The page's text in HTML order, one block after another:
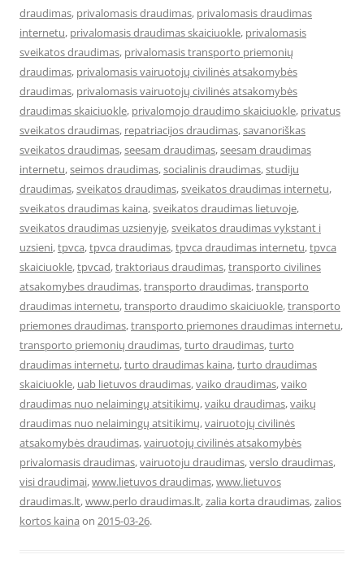
draudimas, privalomasis draudimas, privalomasis draudimas
internetu, privalomasis draudimas skaiciuokle, privalomasis
sveikatos draudimas, privalomasis transporto priemonių
draudimas, privalomasis vairuotojų civilinės atsakomybės
draudimas, privalomasis vairuotojų civilinės atsakomybės
draudimas skaiciuokle, privalomojo draudimo skaiciuokle, privatus
sveikatos draudimas, repatriacijos draudimas,savanoriškas
sveikatos draudimas,seesam draudimas,seesam draudimas
internetu,seimos draudimas,socialinis draudimas,studiju
draudimas,sveikatos draudimas,sveikatos draudimas internetu,
sveikatos draudimas kaina,sveikatos draudimas lietuvoje,
sveikatos draudimas uzsienyje,sveikatos draudimas vykstant i
uzsieni,tpvca,tpvca draudimas,tpvca draudimas internetu,tpvca
skaiciuokle,tpvcad,traktoriaus draudimas,transporto civilines
atsakomybes draudimas,transporto draudimas,transporto
draudimas internetu,transporto draudimo skaiciuokle,transporto
priemones draudimas,transporto priemones draudimas internetu,
transporto priemonių draudimas,turto draudimas,turto
draudimas internetu,turto draudimas kaina,turto draudimas
skaiciuokle, uab lietuvos draudimas,vaiko draudimas,vaiko
draudimas nuo nelaimingų atsitikimų,vaiku draudimas,vaikų
draudimas nuo nelaimingų atsitikimų,vairuotojų civilinės
atsakomybės draudimas,vairuotojų civilinės atsakomybės
privalomasis draudimas,vairuotoju draudimas,verslo draudimas,
visi draudimai,www.lietuvos draudimas,www.lietuvos
draudimas.lt,www.perlo draudimas.lt,zalia korta draudimas,zalios
kortos kaina on 2015-03-26.